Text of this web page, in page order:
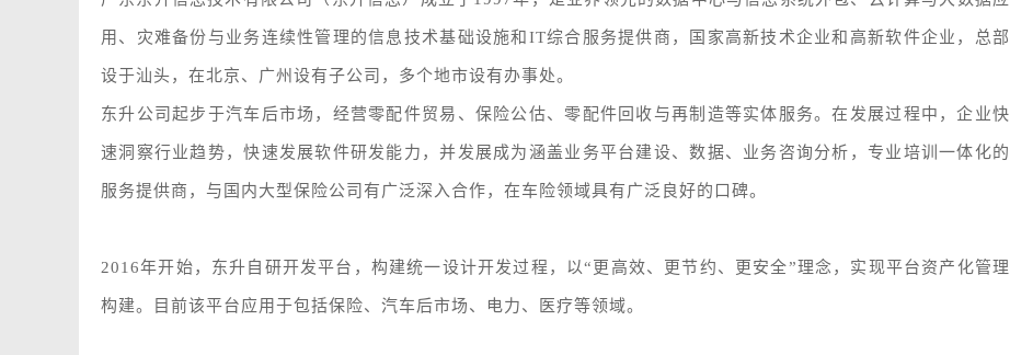
用、灾难备份与业务连续性管理的信息技术基础设施和IT综合服务提供商，国家高新技术企业和高新软件企业，总部
设于汕头，在北京、广州设有子公司，多个地市设有办事处。
东升公司起步于汽车后市场，经营零配件贸易、保险公估、零配件回收与再制造等实体服务。在发展过程中，企业快
速洞察行业趋势，快速发展软件研发能力，并发展成为涵盖业务平台建设、数据、业务咨询分析，专业培训一体化的
服务提供商，与国内大型保险公司有广泛深入合作，在车险领域具有广泛良好的口碑。
2016年开始，东升自研开发平台，构建统一设计开发过程，以“更高效、更节约、更安全”理念，实现平台资产化管理
构建。目前该平台应用于包括保险、汽车后市场、电力、医疗等领域。